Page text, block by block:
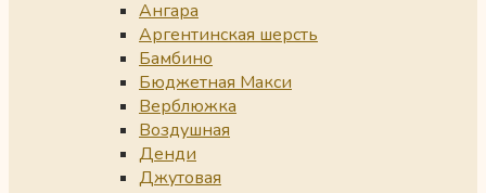
Ангара
Аргентинская шерсть
Бамбино
Бюджетная Макси
Верблюжка
Воздушная
Денди
Джутовая